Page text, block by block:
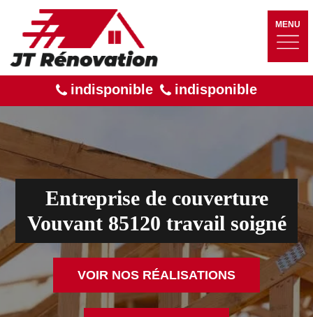
MENU
indisponible indisponible
Entreprise de couverture
Vouvant 85120 travail soigné
VOIR NOS RÉALISATIONS